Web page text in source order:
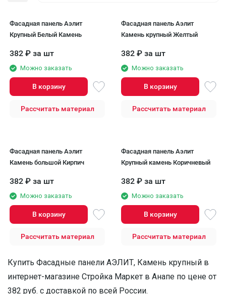
Фасадная панель Аэлит
Крупный Белый Камень
382 ₽ за шт
Можно заказать
В корзину
Рассчитать материал
Фасадная панель Аэлит
Камень крупный Желтый
382 ₽ за шт
Можно заказать
В корзину
Рассчитать материал
Фасадная панель Аэлит
Камень большой Кирпич
382 ₽ за шт
Можно заказать
В корзину
Рассчитать материал
Фасадная панель Аэлит
Крупный камень Коричневый
382 ₽ за шт
Можно заказать
В корзину
Рассчитать материал
Купить Фасадные панели АЭЛИТ, Камень крупный в
интернет-магазине Стройка Маркет в Анапе по цене от
382 руб. с доставкой по всей России.